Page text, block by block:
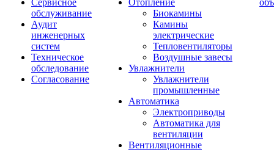
Сервисное
обслуживание
Аудит
инженерных
систем
Техническое
обследование
Согласование
Отопление
Биокамины
Камины
электрические
Тепловентиляторы
Воздушные завесы
Увлажнители
Увлажнители
промышленные
Автоматика
Электроприводы
Автоматика для
вентиляции
Вентиляционные